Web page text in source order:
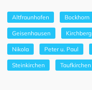
Altfraunhofen Bockhorn
Geisenhausen Kirchberg
Nikola Peter u. Paul
Steinkirchen Taufkirchen